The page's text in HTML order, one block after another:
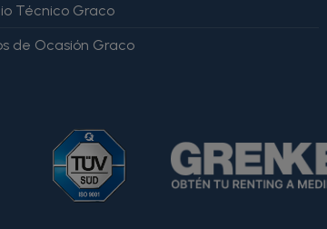
Técnico Graco
de Ocasión Graco